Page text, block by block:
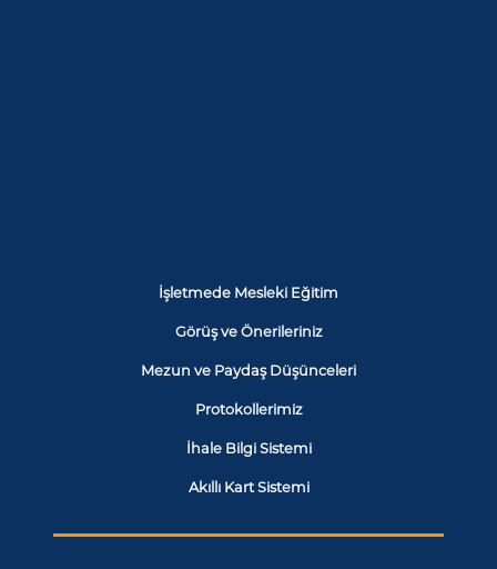
İşletmede Mesleki Eğitim
Görüş ve Önerileriniz
Mezun ve Paydaş Düşünceleri
Protokollerimiz
İhale Bilgi Sistemi
Akıllı Kart Sistemi